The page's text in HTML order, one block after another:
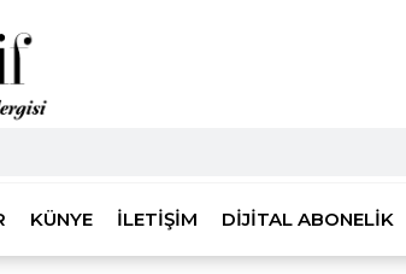
KÜNYE İLETIŞIM DIJITAL ABONELIK